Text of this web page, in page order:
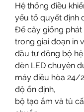
Hệ thống điều
yếu tố quyết định
Để cây giống phát
trong giai đoạn in
đầu tư đồng bộ hệ
đèn LED chuyên
máy điều hòa 24/
độ ổn định,
bộ tạo ẩm và tủ